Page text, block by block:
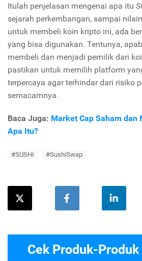
Itulah penjelasan mengenai apa itu
sejarah perkembangan, sampai
untuk membeli koin kripto ini, ada
yang bisa digunakan. Tentunya,
membeli dan menjadi pemilik dari
pastikan untuk memilih platform
terpercaya agar terhindar dari risiko
semacamnya.
Baca Juga: Market Cap Saham dan
Apa Itu?
#SUSHI #SushiSwap
Cek Produk-